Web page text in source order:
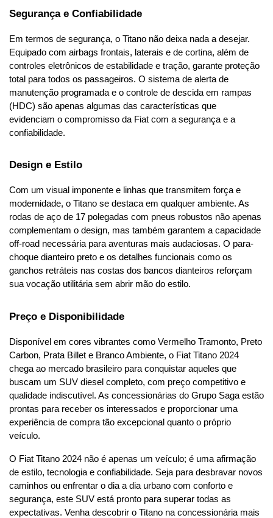
Segurança e Confiabilidade
Em termos de segurança, o Titano não deixa nada a desejar.
Equipado com airbags frontais, laterais e de cortina, além de
controles eletrônicos de estabilidade e tração, garante proteção
total para todos os passageiros. O sistema de alerta de
manutenção programada e o controle de descida em rampas
(HDC) são apenas algumas das características que
evidenciam o compromisso da Fiat com a segurança e a
confiabilidade.
Design e Estilo
Com um visual imponente e linhas que transmitem força e
modernidade, o Titano se destaca em qualquer ambiente. As
rodas de aço de 17 polegadas com pneus robustos não apenas
complementam o design, mas também garantem a capacidade
off-road necessária para aventuras mais audaciosas. O para-
choque dianteiro preto e os detalhes funcionais como os
ganchos retráteis nas costas dos bancos dianteiros reforçam
sua vocação utilitária sem abrir mão do estilo.
Preço e Disponibilidade
Disponível em cores vibrantes como Vermelho Tramonto, Preto
Carbon, Prata Billet e Branco Ambiente, o Fiat Titano 2024
chega ao mercado brasileiro para conquistar aqueles que
buscam um SUV diesel completo, com preço competitivo e
qualidade indiscutível. As concessionárias do Grupo Saga estão
prontas para receber os interessados e proporcionar uma
experiência de compra tão excepcional quanto o próprio
veículo.
O Fiat Titano 2024 não é apenas um veículo; é uma afirmação
de estilo, tecnologia e confiabilidade. Seja para desbravar novos
caminhos ou enfrentar o dia a dia urbano com conforto e
segurança, este SUV está pronto para superar todas as
expectativas. Venha descobrir o Titano na concessionária mais